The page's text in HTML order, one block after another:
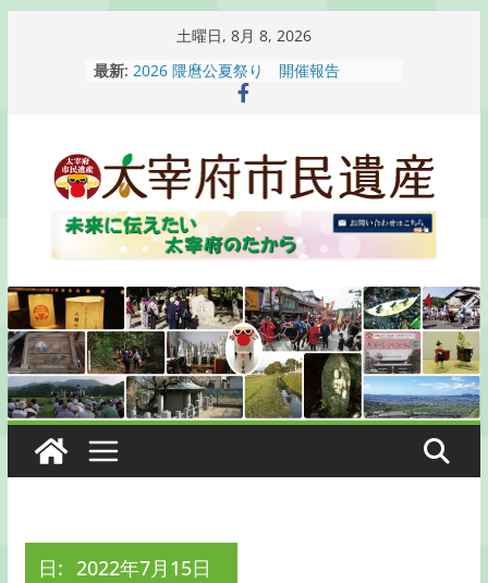
プ
土曜日, 8月 8, 2026
最新: 2026 隈麿公夏祭り 開催報告
通古賀歴史勉強会が開催されます
梅香苑夏まつり子どもみこし開催のお
知らせ
木うそ絵付け体験のお知らせ
日: 2022年7月15日